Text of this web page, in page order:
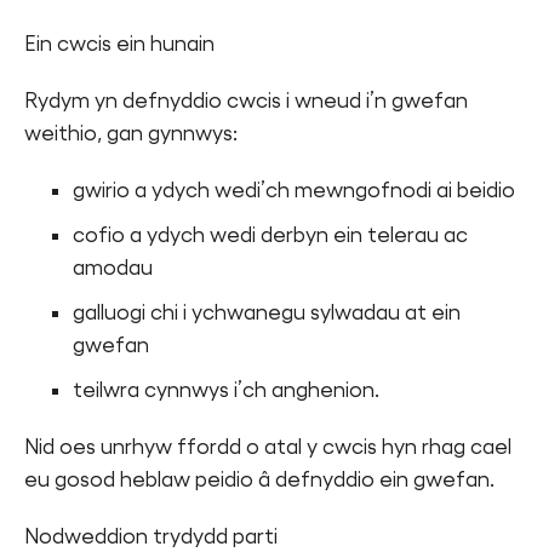
Ein cwcis ein hunain
Rydym yn defnyddio cwcis i wneud i’n gwefan
weithio, gan gynnwys:
gwirio a ydych wedi’ch mewngofnodi ai beidio
cofio a ydych wedi derbyn ein telerau ac
amodau
galluogi chi i ychwanegu sylwadau at ein
gwefan
teilwra cynnwys i’ch anghenion.
Nid oes unrhyw ffordd o atal y cwcis hyn rhag cael
eu gosod heblaw peidio â defnyddio ein gwefan.
Nodweddion trydydd parti